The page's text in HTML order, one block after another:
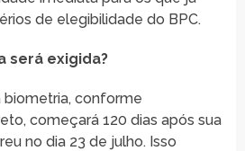
de elegibilidade do BPC.
será exigida?
conforme
começará 120 dias após sua
no dia 23 de julho. Isso